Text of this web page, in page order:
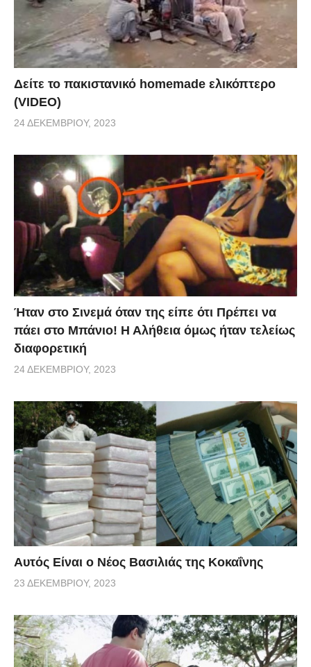
Δείτε το πακιστανικό homemade ελικόπτερο
(VIDEO)
24 ΔΕΚΕΜΒΡΊΟΥ, 2023
Ήταν στο Σινεμά όταν της είπε ότι Πρέπει να
πάει στο Μπάνιο! Η Αλήθεια όμως ήταν τελείως
διαφορετική
24 ΔΕΚΕΜΒΡΊΟΥ, 2023
Αυτός Είναι ο Νέος Βασιλιάς της Κοκαΐνης
23 ΔΕΚΕΜΒΡΊΟΥ, 2023